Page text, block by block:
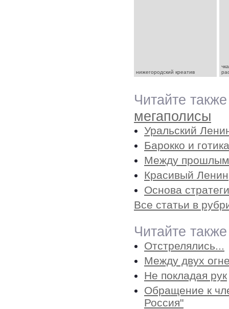
нижегородский креатив
Читайте
мегаполисы
Уральский
Барокко и
Между
Красивый Ленин
Основа
Все статьи в
Читайте
Отстрелялись...
Между двух
Не покладая рук
Обращение к
Россия"